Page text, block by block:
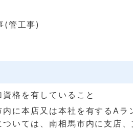
(管工事)
格を有していること
に本店又は本社を有するAラ
いては、南相馬市内に支店